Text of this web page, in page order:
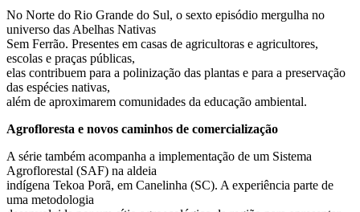
No Norte do Rio Grande do Sul, o sexto episódio mergulha no
universo das Abelhas Nativas
Sem Ferrão. Presentes em casas de agricultoras e agricultores,
escolas e praças públicas,
elas contribuem para a polinização das plantas e para a preservação
das espécies nativas,
além de aproximarem comunidades da educação ambiental.
Agrofloresta e novos caminhos de comercialização
A série também acompanha a implementação de um Sistema
Agroflorestal (SAF) na aldeia
indígena Tekoa Porã, em Canelinha (SC). A experiência parte de
uma metodologia